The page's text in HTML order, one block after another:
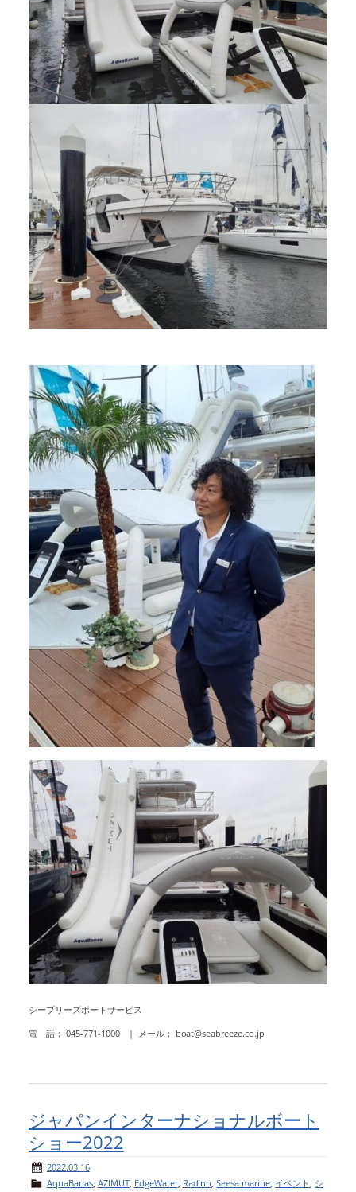
シーブリーズボートサービス
電 話： 045-771-1000 | メール： boat@seabreeze.co.jp
ジャパンインターナショナルボート
ショー2022
2022.03.16
AquaBanas, AZIMUT, EdgeWater, Radinn,Seesa marine, イベント, シ